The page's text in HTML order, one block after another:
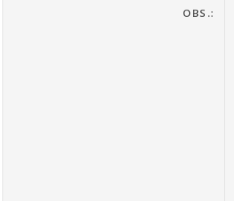
OBS.: